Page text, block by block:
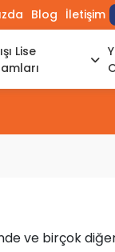
Blog İletişim
Lise
ve birçok